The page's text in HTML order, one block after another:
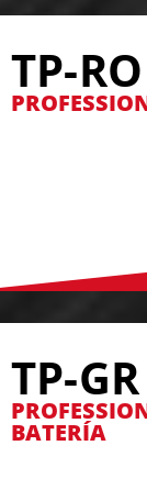
TP-
TP-
BATERÍA